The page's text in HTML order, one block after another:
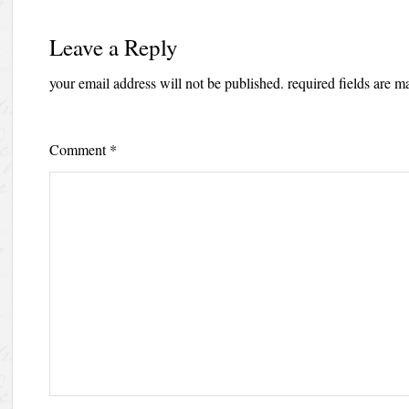
Leave a Reply
your email address will not be published. required fields are
Comment*